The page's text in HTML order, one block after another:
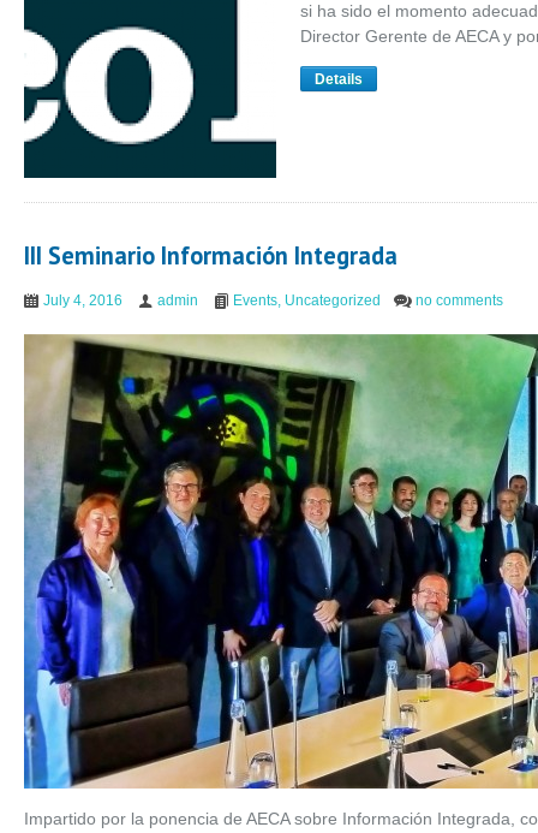
si ha sido el momento
Director Gerente de AECA y
Details
III Seminario Información Integrada
July 4, 2016 admin Events, Uncategorized no comments
Impartido por la ponencia de AECA sobre Información Integrada,